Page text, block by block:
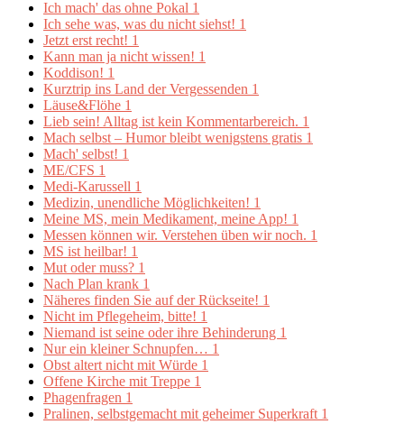
Ich mach' das ohne Pokal 1
Ich sehe was, was du nicht siehst! 1
Jetzt erst recht! 1
Kann man ja nicht wissen! 1
Koddison! 1
Kurztrip ins Land der Vergessenden 1
Läuse&Flöhe 1
Lieb sein! Alltag ist kein Kommentarbereich. 1
Mach selbst – Humor bleibt wenigstens gratis 1
Mach' selbst! 1
ME/CFS 1
Medi-Karussell 1
Medizin, unendliche Möglichkeiten! 1
Meine MS, mein Medikament, meine App! 1
Messen können wir. Verstehen üben wir noch. 1
MS ist heilbar! 1
Mut oder muss? 1
Nach Plan krank 1
Näheres finden Sie auf der Rückseite! 1
Nicht im Pflegeheim, bitte! 1
Niemand ist seine oder ihre Behinderung 1
Nur ein kleiner Schnupfen… 1
Obst altert nicht mit Würde 1
Offene Kirche mit Treppe 1
Phagenfragen 1
Pralinen, selbstgemacht mit geheimer Superkraft 1